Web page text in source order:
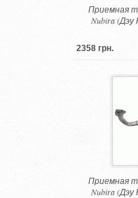
Приемная
Nubira (Дэу
2358 грн.
Приемная
Nubira (Дэу